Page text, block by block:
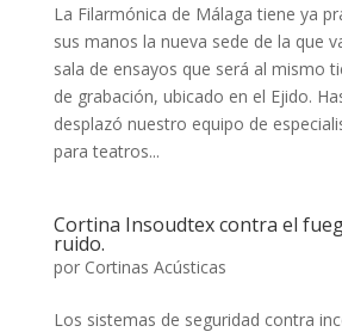
La Filarmónica de Málaga tiene ya
sus manos la nueva sede de la que
sala de ensayos que será al mismo
de grabación, ubicado en el Ejido.
desplazó nuestro equipo de
para teatros...
Cortina Insoudtex contra el
ruido.
por Cortinas Acústicas
Los sistemas de seguridad contra